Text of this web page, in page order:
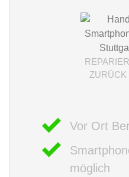
ZURÜCK
Vor Ort
möglich